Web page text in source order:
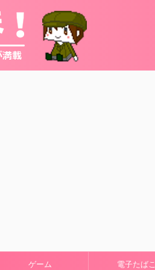
ゲーム 電子たばこ